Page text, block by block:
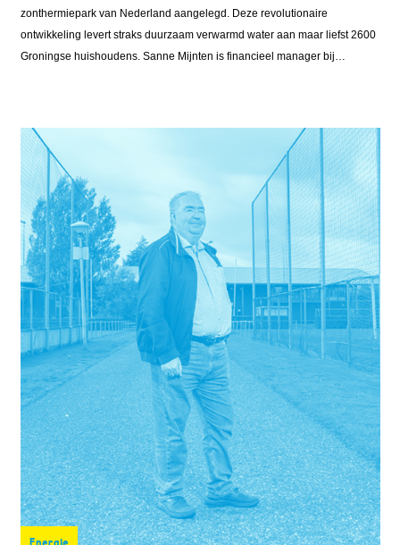
zonthermiepark van Nederland aangelegd. Deze revolutionaire
ontwikkeling levert straks duurzaam verwarmd water aan maar liefst 2600
Groningse huishoudens. Sanne Mijnten is financieel manager bij